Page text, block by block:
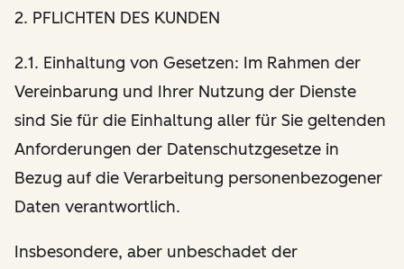
2. PFLICHTEN DES KUNDEN
2.1. Einhaltung von Gesetzen: Im Rahmen der
Vereinbarung und Ihrer Nutzung der Dienste
sind Sie für die Einhaltung aller für Sie geltenden
Anforderungen der Datenschutzgesetze in
Bezug auf die Verarbeitung personenbezogener
Daten verantwortlich.
Insbesondere, aber unbeschadet der